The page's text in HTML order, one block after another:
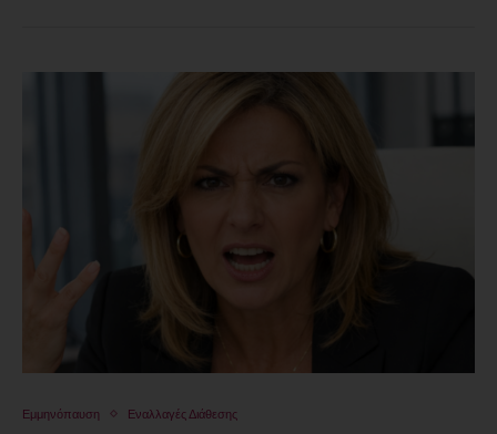
Εμμηνόπαυση Εναλλαγές Διάθεσης